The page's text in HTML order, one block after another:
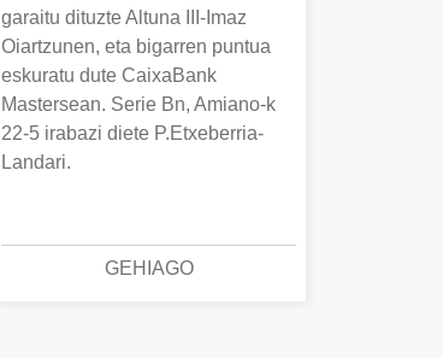
garaitu dituzte Altuna III-Imaz
Oiartzunen, eta bigarren puntua
eskuratu dute CaixaBank
Mastersean. Serie Bn, Amiano-k
22-5 irabazi diete P.Etxeberria-
Landari.
GEHIAGO